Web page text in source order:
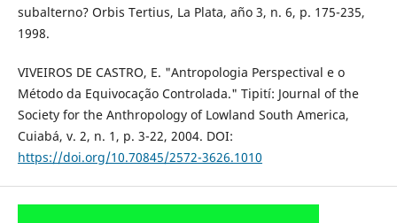
subalterno? Orbis Tertius, La Plata, año 3, n. 6, p. 175-235,
1998.
VIVEIROS DE CASTRO, E. "Antropologia Perspectival e o
Método da Equivocação Controlada." Tipití: Journal of the
Society for the Anthropology of Lowland South America,
Cuiabá, v. 2, n. 1, p. 3-22, 2004. DOI:
https://doi.org/10.70845/2572-3626.1010